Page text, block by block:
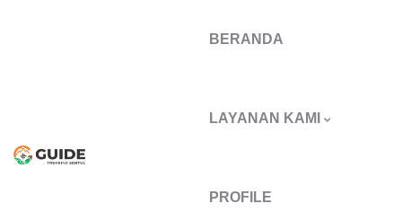
BERANDA
LAYANAN KAMI
PROFILE